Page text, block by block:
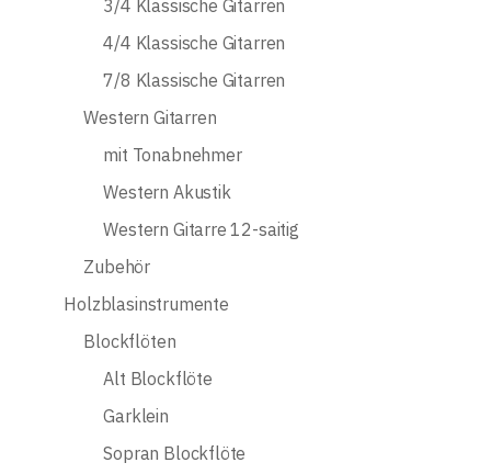
3/4 Klassische Gitarren
4/4 Klassische Gitarren
7/8 Klassische Gitarren
Western Gitarren
mit Tonabnehmer
Western Akustik
Western Gitarre 12-saitig
Zubehör
Holzblasinstrumente
Blockflöten
Alt Blockflöte
Garklein
Sopran Blockflöte